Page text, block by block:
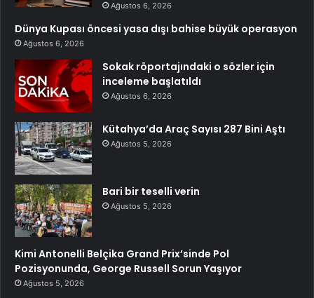
Ağustos 6, 2026
Dünya Kupası öncesi yasa dışı bahise büyük operasyon
Ağustos 6, 2026
Sokak röportajındaki o sözler için
inceleme başlatıldı
Ağustos 6, 2026
Kütahya’da Araç Sayısı 287 Bini Aştı
Ağustos 5, 2026
Bari bir teselli verin
Ağustos 5, 2026
Kimi Antonelli Belçika Grand Prix’sinde Pol
Pozisyonunda, George Russell Sorun Yaşıyor
Ağustos 5, 2026